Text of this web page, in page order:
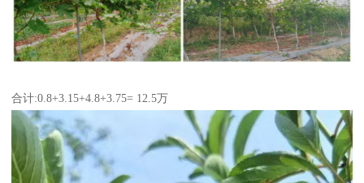
合计:0.8+3.15+4.8+3.75= 12.5万